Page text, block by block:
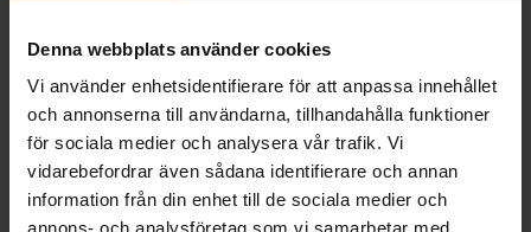
Denna webbplats använder cookies
Vi använder enhetsidentifierare för att anpassa innehållet
och annonserna till användarna, tillhandahålla funktioner
för sociala medier och analysera vår trafik. Vi
vidarebefordrar även sådana identifierare och annan
information från din enhet till de sociala medier och
annons- och analysföretag som vi samarbetar med.
november 2025
september 2025
augusti 2025
juni 2025